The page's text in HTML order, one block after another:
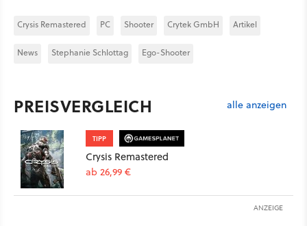
Crysis Remastered PC Shooter Crytek GmbH Artikel
News Stephanie Schlottag Ego-Shooter
PREISVERGLEICH alle anzeigen
TIPP
Crysis Remastered
ab 26,99 €
ANZEIGE